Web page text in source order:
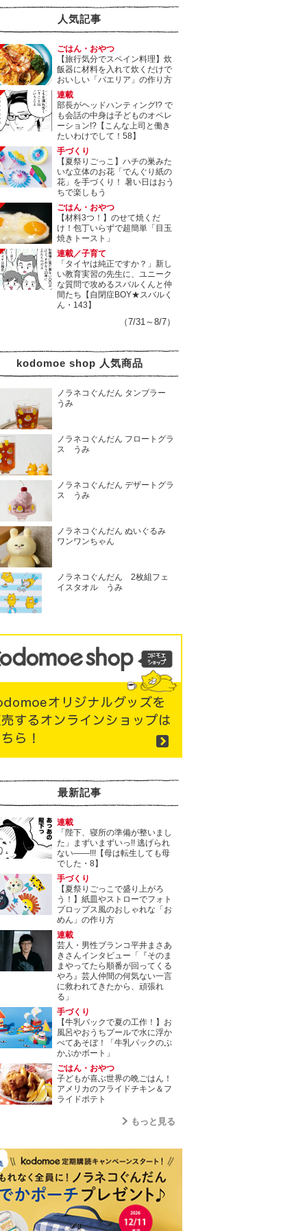
人気記事
ごはん・おやつ
【旅行気分でスペイン料理】炊
飯器に材料を入れて炊くだけで
おいしい「パエリア」の作り方
連載
部長がヘッドハンティング!? で
も会話の中身は子どものオペレ
ーション!?【こんな上司と働き
たいわけでして！58】
手づくり
【夏祭りごっこ】ハチの巣みた
いな立体のお花「でんぐり紙の
花」を手づくり！ 暑い日はおう
ちで楽しもう
ごはん・おやつ
【材料3つ！】のせて焼くだ
け！包丁いらずで超簡単「目玉
焼きトースト」
連載／子育て
「タイヤは純正ですか？」新し
い教育実習の先生に、ユニーク
な質問で攻めるスバルくんと仲
間たち【自閉症BOY★スバルく
ん・143】
（7/31～8/7）
kodomoe shop 人気商品
ノラネコぐんだん タンブラー
うみ
ノラネコぐんだん フロートグラ
ス うみ
ノラネコぐんだん デザートグラ
ス うみ
ノラネコぐんだん ぬいぐるみ
ワンワンちゃん
ノラネコぐんだん 2枚組フェ
イスタオル うみ
最新記事
連載
「陛下、寝所の準備が整いまし
た」まずいまずいっ!! 逃げられ
ない――!!!【母は転生しても母
でした・8】
手づくり
【夏祭りごっこで盛り上がろ
う！】紙皿やストローでフォト
プロップス風のおしゃれな「お
めん」の作り方
連載
芸人・男性ブランコ平井まさあ
きさんインタビュー「『そのま
まやってたら順番が回ってくる
やろ』芸人仲間の何気ない一言
に救われてきたから、頑張れ
る」
手づくり
【牛乳パックで夏の工作！】お
風呂やおうちプールで水に浮か
べてあそぼ！「牛乳パックのぷ
かぷかボート」
ごはん・おやつ
子どもが喜ぶ世界の晩ごはん！
アメリカのフライドチキン＆フ
ライドポテト
もっと見る